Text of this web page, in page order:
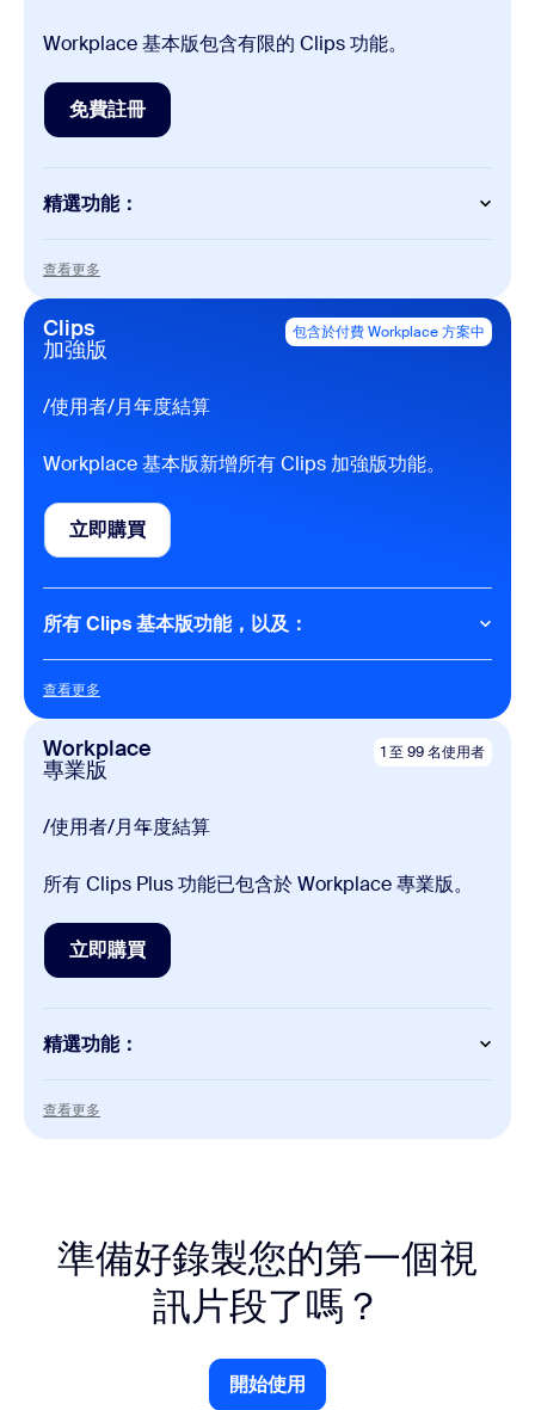
Workplace 基本版包含有限的 Clips 功能。
免費註冊
免費註冊
精選功能：
Clips
每人最多 5 個錄製檔案
個人媒體庫和播放清單
基本視訊品質（最高 720p）
錄製過程中的註記
表情符號回應和視訊評論
Meetings
查看更多
Clips
加強版
包含於付費 Workplace 方案中
/使用者/月年度結算
Workplace 基本版新增所有 Clips 加強版功能。
立即購買
立即購買
所有 Clips 基本版功能，以及：
Clips
無限制錄製與持續時間
高畫質視訊（高達 4K）
將多個片段拼接在一起
上傳外部視訊檔案
自訂品牌化（標誌與顏色主題）
每月 3 分鐘的文字轉虛擬人偶生成功能
查看更多
Workplace
專業版
1 至 99 名使用者
/使用者/月年度結算
所有 Clips Plus 功能已包含於 Workplace 專業版。
立即購買
立即購買
精選功能：
Clips
Clips 加強版的所有功能
每次會議可容納 100 名與會者
可升級至大型會議以增加容量
My Notes
無限量 AI 智慧筆記功能
適用於 Zoom、第三方和實體會議的 AI 智慧筆記助理
查看更多
準備好錄製您的第一個視
訊片段了嗎？
開始使用
開始使用